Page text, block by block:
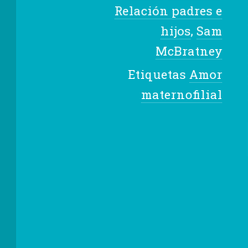
Relación padres e
hijos, Sam
McBratney
Etiquetas Amor
maternofilial